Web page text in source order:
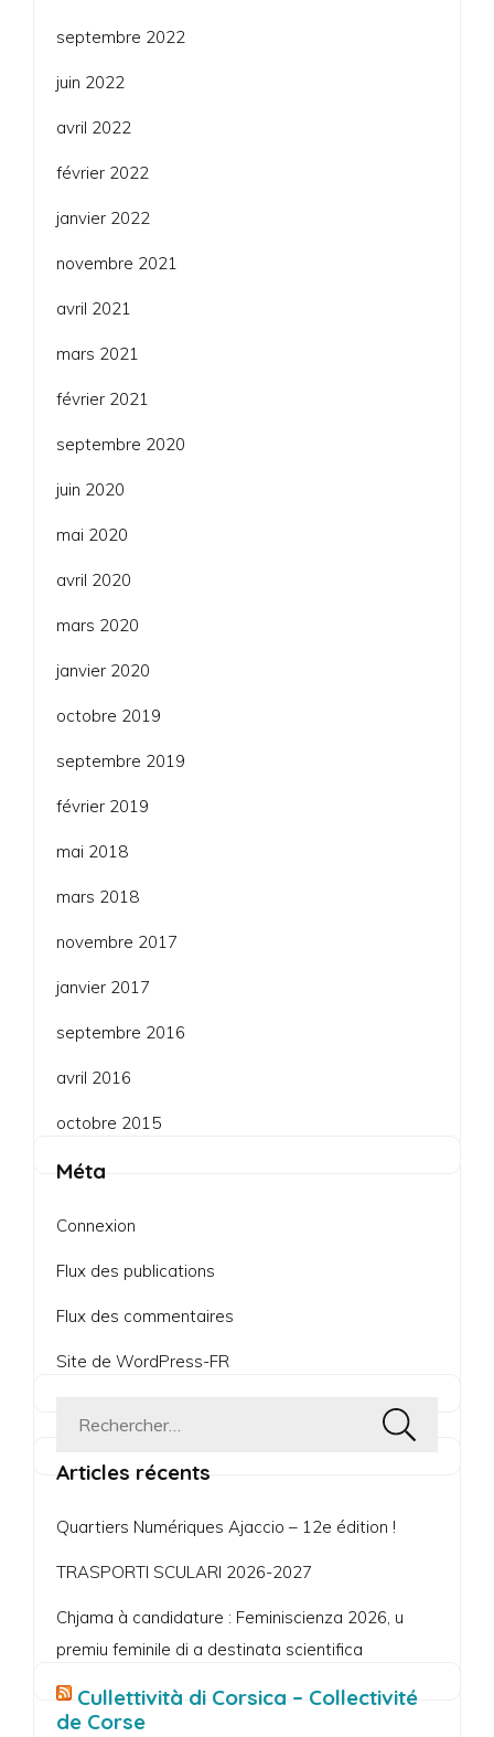
septembre 2022
juin 2022
avril 2022
février 2022
janvier 2022
novembre 2021
avril 2021
mars 2021
février 2021
septembre 2020
juin 2020
mai 2020
avril 2020
mars 2020
janvier 2020
octobre 2019
septembre 2019
février 2019
mai 2018
mars 2018
novembre 2017
janvier 2017
septembre 2016
avril 2016
octobre 2015
Méta
Connexion
Flux des publications
Flux des commentaires
Site de WordPress-FR
Rechercher :
Articles récents
Quartiers Numériques Ajaccio – 12e édition !
TRASPORTI SCULARI 2026-2027
Chjama à candidature : Feminiscienza 2026, u
premiu feminile di a destinata scientifica
Cullettività di Corsica – Collectivité
de Corse